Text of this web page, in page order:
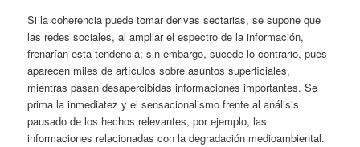
Si la coherencia puede tomar derivas sectarias, se supone que
las redes sociales, al ampliar el espectro de la información,
frenarían esta tendencia; sin embargo, sucede lo contrario, pues
aparecen miles de artículos sobre asuntos superficiales,
mientras pasan desapercibidas informaciones importantes. Se
prima la inmediatez y el sensacionalismo frente al análisis
pausado de los hechos relevantes, por ejemplo, las
informaciones relacionadas con la degradación medioambiental.